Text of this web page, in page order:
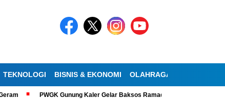
TEKNOLOGI BISNIS & EKONOMI OLAHRAGA
PWGK Gunung Kaler Gelar Baksos Ramadan, Bantu Lansia